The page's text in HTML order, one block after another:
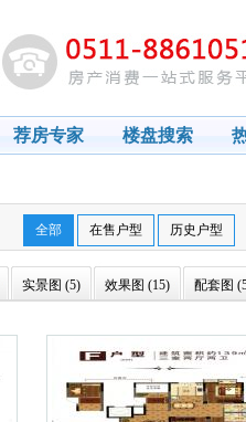
荐房专家 楼盘搜索
全部 在售户型 历史户型
实景图 (5) 效果图 (15) 配套图